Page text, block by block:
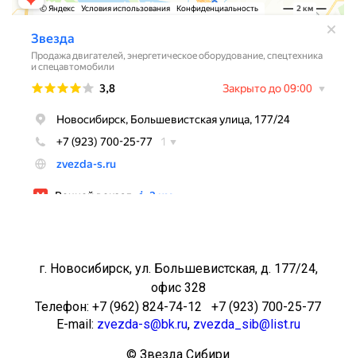
© Звезда Сибири
г. Новосибирск, ул. Большевистская, д. 177/24,
офис 328
Телефон: +7 (962) 824-74-12 +7 (923) 700-25-77
E-mail: zvezda-s@bk.ru, zvezda_sib@list.ru